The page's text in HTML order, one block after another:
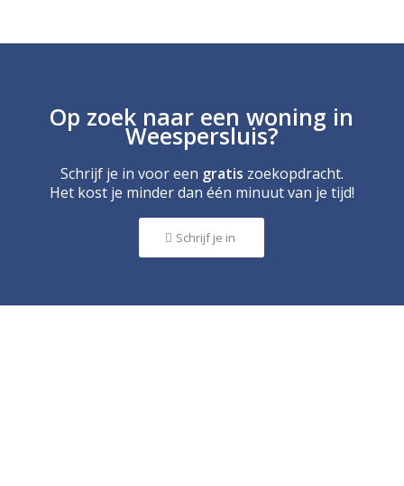
Op zoek naar een woning in
Weespersluis?
Schrijf je in voor een gratis zoekopdracht.
Het kost je minder dan één minuut van je tijd!
Schrijf je in